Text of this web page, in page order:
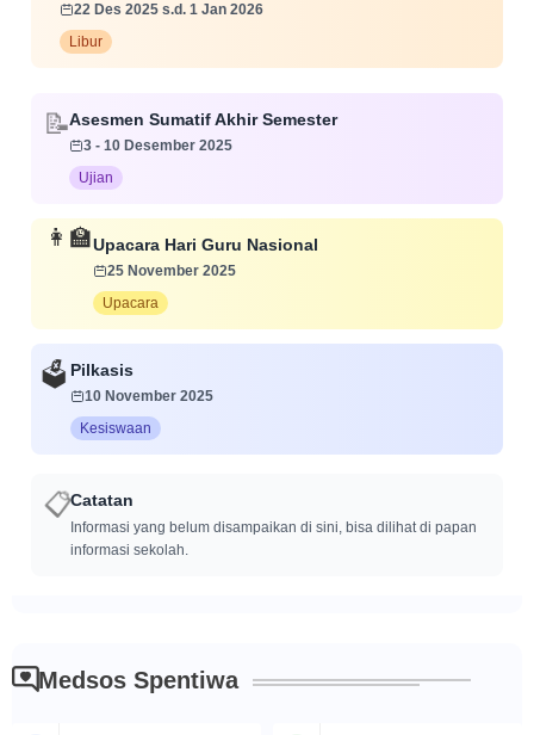
22 Des 2025 s.d. 1 Jan 2026
Libur
📝Asesmen Sumatif Akhir Semester
3 - 10 Desember 2025
Ujian
👩‍🏫Upacara Hari Guru Nasional
25 November 2025
Upacara
🗳️Pilkasis
10 November 2025
Kesiswaan
📋Catatan
Informasi yang belum disampaikan di sini, bisa dilihat di papan
informasi sekolah.
Medsos Spentiwa